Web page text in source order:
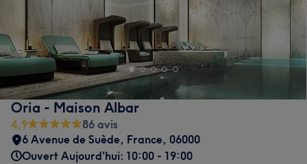
Oria - Maison Albar
4,9
86 avis
6 Avenue de Suède, France, 06000
Ouvert Aujourd'hui: 10:00 - 19:00